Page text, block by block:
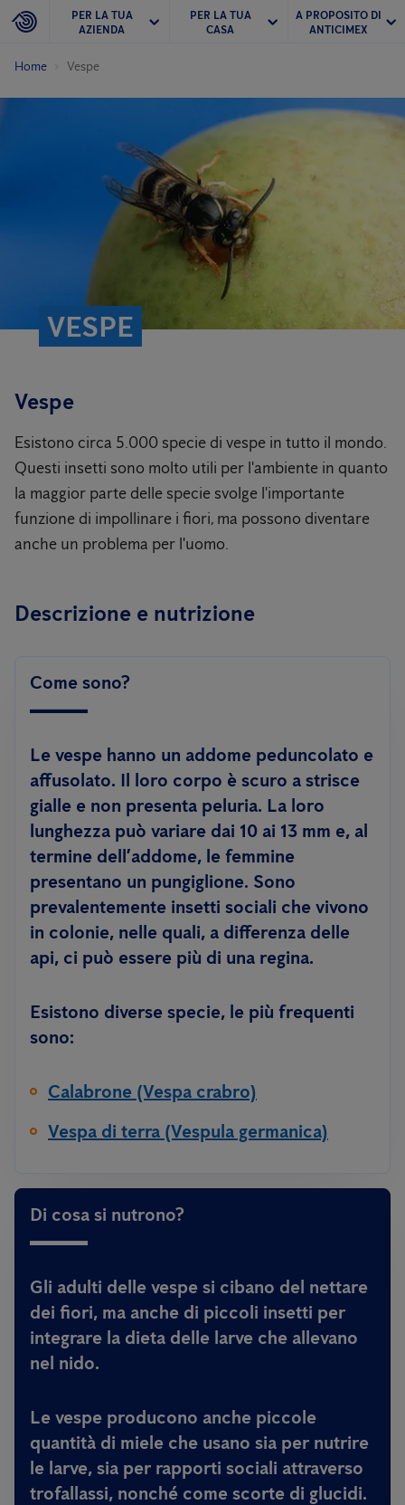
PER LA TUA
AZIENDA
PER LA TUA
CASA
A PROPOSITO DI
ANTICIMEX
Home Vespe
VESPE
Vespe
Esistono circa 5.000 specie di vespe in tutto il mondo.
Questi insetti sono molto utili per l'ambiente in quanto
la maggior parte delle specie svolge l'importante
funzione di impollinare i fiori, ma possono diventare
anche un problema per l'uomo.
Descrizione e nutrizione
Come sono?
Le vespe hanno un addome peduncolato e
affusolato. Il loro corpo è scuro a strisce
gialle e non presenta peluria. La loro
lunghezza può variare dai 10 ai 13 mm e, al
termine dell’addome, le femmine
presentano un pungiglione. Sono
prevalentemente insetti sociali che vivono
in colonie, nelle quali, a differenza delle
api, ci può essere più di una regina.
Esistono diverse specie, le più frequenti
sono:
Calabrone (Vespa crabro)
Vespa di terra (Vespula germanica)
Di cosa si nutrono?
Gli adulti delle vespe si cibano del nettare
dei fiori, ma anche di piccoli insetti per
integrare la dieta delle larve che allevano
nel nido.
Le vespe producono anche piccole
quantità di miele che usano sia per nutrire
le larve, sia per rapporti sociali attraverso
trofallassi, nonché come scorte di glucidi.